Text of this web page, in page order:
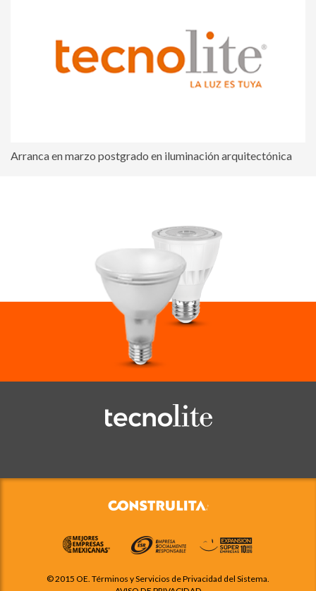
Arranca en marzo postgrado en iluminación arquitectónica
© 2015 OE. Términos y Servicios de Privacidad del Sistema.